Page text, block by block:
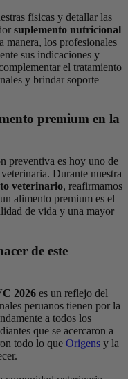
físicas y detallar las
suplemento nutricional
manera, los profesionales
sus indicaciones y
el tratamiento
y brindar soporte
premium en la
preventiva es hoy uno de
Durante nuestra
veterinario, reafirmamos
alimento premium es el
de vida y una mayor
de este
2026 es un reflejo del
peruanos tienen por la
a todos los
que se acercaron a
todo lo que Origens y la